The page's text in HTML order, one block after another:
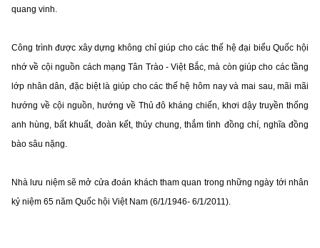
quang vinh.
Công trình được xây dựng không chỉ giúp cho các thế hệ đại biểu Quốc hội
nhớ về cội nguồn cách mạng Tân Trào - Việt Bắc, mà còn giúp cho các tầng
lớp nhân dân, đặc biệt là giúp cho các thế hệ hôm nay và mai sau, mãi mãi
hướng về cội nguồn, hướng về Thủ đô kháng chiến, khơi dậy truyền thống
anh hùng, bất khuất, đoàn kết, thủy chung, thắm tình đồng chí, nghĩa đồng
bào sâu nặng.
Nhà lưu niệm sẽ mở cửa đoán khách tham quan trong những ngày tới nhân
kỷ niệm 65 năm Quốc hội Việt Nam (6/1/1946- 6/1/2011).